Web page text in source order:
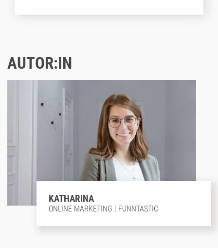
AUTOR:IN
KATHARINA
ONLINE MARKETING | FUNNTASTIC